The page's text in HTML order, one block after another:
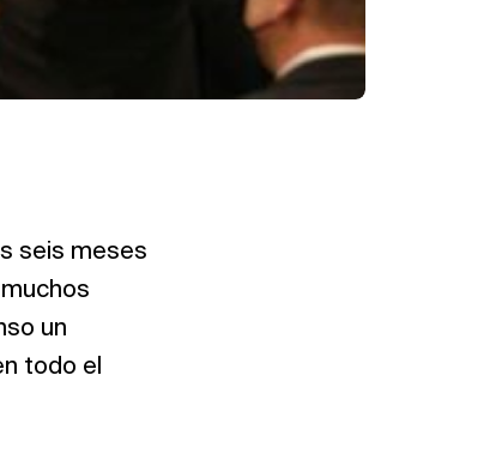
seis meses
un
todo el